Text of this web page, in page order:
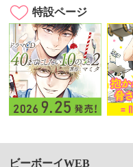
特設ページ
ビーボーイWEB